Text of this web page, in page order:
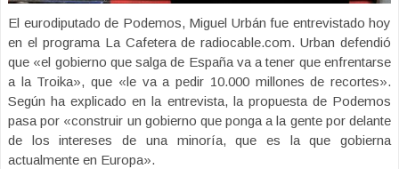
El eurodiputado de Podemos, Miguel Urbán fue entrevistado hoy
en el programa La Cafetera de radiocable.com. Urban defendió
que «el gobierno que salga de España va a tener que enfrentarse
a la Troika», que «le va a pedir 10.000 millones de recortes».
Según ha explicado en la entrevista, la propuesta de Podemos
pasa por «construir un gobierno que ponga a la gente por delante
de los intereses de una minoría, que es la que gobierna
actualmente en Europa».